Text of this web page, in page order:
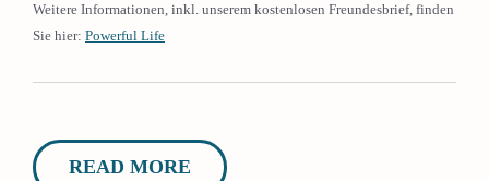
Weitere Informationen, inkl. unserem kostenlosen Freundesbrief, finden
Sie hier: Powerful Life
READ MORE